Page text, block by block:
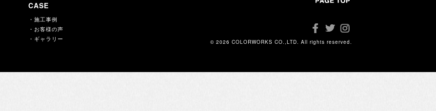
CASE
・施工事例
・お客様の声
・ギャラリー
© 2026 COLORWORKS CO.,LTD. All rights reserved.